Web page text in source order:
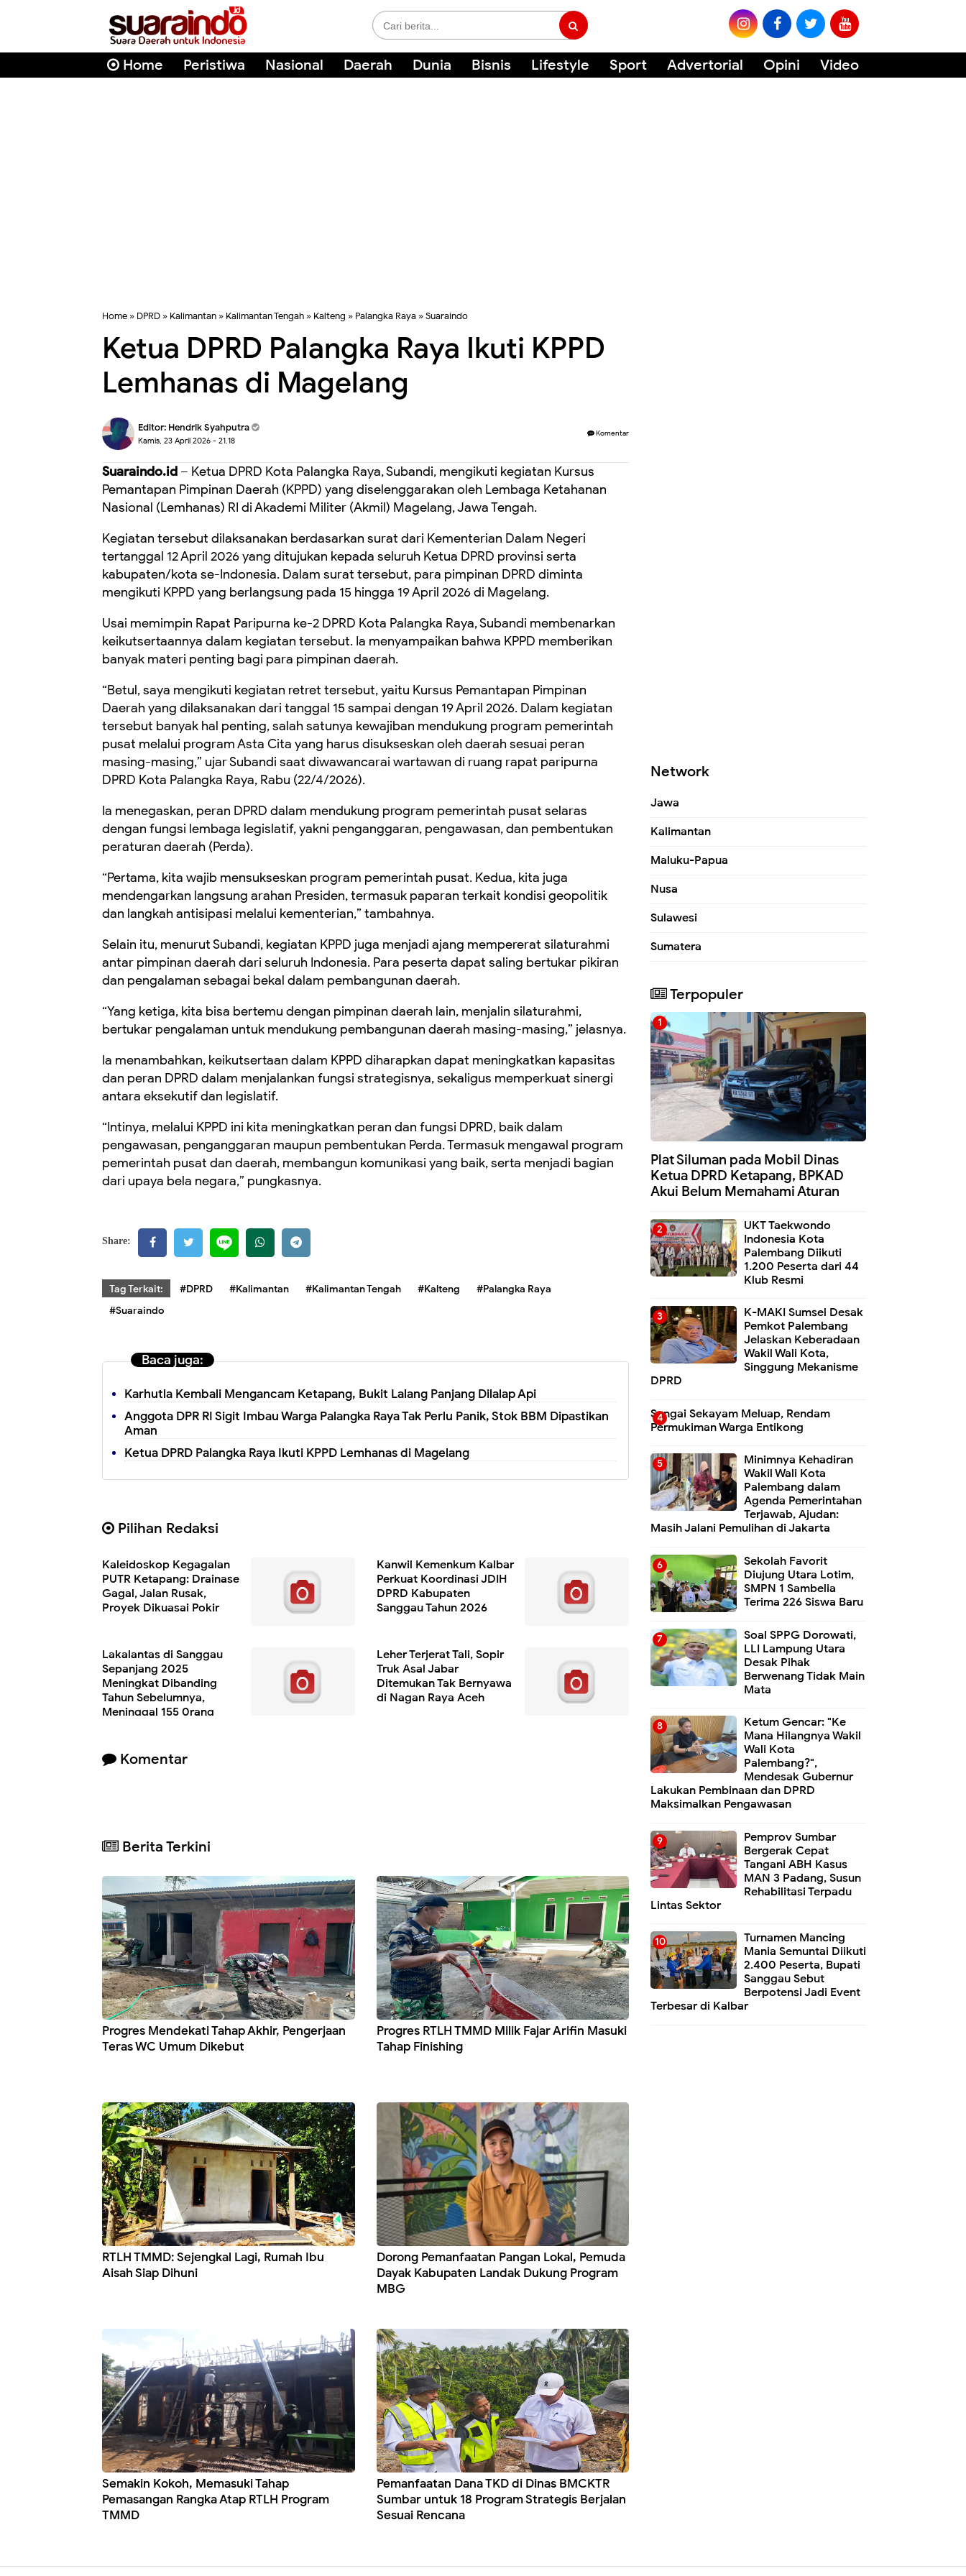
Home Peristiwa Nasional Daerah Dunia Bisnis Lifestyle Sport Advertorial Opini Video
Home » DPRD » Kalimantan » Kalimantan Tengah » Kalteng » Palangka Raya »Suaraindo
Ketua DPRD Palangka Raya Ikuti KPPD
Lemhanas di Magelang
Editor: Hendrik Syahputra
Kamis, 23 April 2026 - 21.18
Komentar
Suaraindo.id – Ketua DPRD Kota Palangka Raya, Subandi, mengikuti kegiatan Kursus
Pemantapan Pimpinan Daerah (KPPD) yang diselenggarakan oleh Lembaga Ketahanan
Nasional (Lemhanas) RI di Akademi Militer (Akmil) Magelang, Jawa Tengah.
Kegiatan tersebut dilaksanakan berdasarkan surat dari Kementerian Dalam Negeri
tertanggal 12 April 2026 yang ditujukan kepada seluruh Ketua DPRD provinsi serta
kabupaten/kota se-Indonesia. Dalam surat tersebut, para pimpinan DPRD diminta
mengikuti KPPD yang berlangsung pada 15 hingga 19 April 2026 di Magelang.
Usai memimpin Rapat Paripurna ke-2 DPRD Kota Palangka Raya, Subandi membenarkan
keikutsertaannya dalam kegiatan tersebut. Ia menyampaikan bahwa KPPD memberikan
banyak materi penting bagi para pimpinan daerah.
“Betul, saya mengikuti kegiatan retret tersebut, yaitu Kursus Pemantapan Pimpinan
Daerah yang dilaksanakan dari tanggal 15 sampai dengan 19 April 2026. Dalam kegiatan
tersebut banyak hal penting, salah satunya kewajiban mendukung program pemerintah
pusat melalui program Asta Cita yang harus disukseskan oleh daerah sesuai peran
masing-masing,” ujar Subandi saat diwawancarai wartawan di ruang rapat paripurna
DPRD Kota Palangka Raya, Rabu (22/4/2026).
Ia menegaskan, peran DPRD dalam mendukung program pemerintah pusat selaras
dengan fungsi lembaga legislatif, yakni penganggaran, pengawasan, dan pembentukan
peraturan daerah (Perda).
“Pertama, kita wajib mensukseskan program pemerintah pusat. Kedua, kita juga
mendengarkan langsung arahan Presiden, termasuk paparan terkait kondisi geopolitik
dan langkah antisipasi melalui kementerian,” tambahnya.
Selain itu, menurut Subandi, kegiatan KPPD juga menjadi ajang mempererat silaturahmi
antar pimpinan daerah dari seluruh Indonesia. Para peserta dapat saling bertukar pikiran
dan pengalaman sebagai bekal dalam pembangunan daerah.
“Yang ketiga, kita bisa bertemu dengan pimpinan daerah lain, menjalin silaturahmi,
bertukar pengalaman untuk mendukung pembangunan daerah masing-masing,” jelasnya.
Ia menambahkan, keikutsertaan dalam KPPD diharapkan dapat meningkatkan kapasitas
dan peran DPRD dalam menjalankan fungsi strategisnya, sekaligus memperkuat sinergi
antara eksekutif dan legislatif.
“Intinya, melalui KPPD ini kita meningkatkan peran dan fungsi DPRD, baik dalam
pengawasan, penganggaran maupun pembentukan Perda. Termasuk mengawal program
pemerintah pusat dan daerah, membangun komunikasi yang baik, serta menjadi bagian
dari upaya bela negara,” pungkasnya.
Share:
Tag Terkait: #DPRD #Kalimantan #Kalimantan Tengah #Kalteng
#Palangka Raya
#Suaraindo
Baca juga:
Karhutla Kembali Mengancam Ketapang, Bukit Lalang Panjang Dilalap Api
Anggota DPR RI Sigit Imbau Warga Palangka Raya Tak Perlu Panik, Stok BBM Dipastikan
Aman
Ketua DPRD Palangka Raya Ikuti KPPD Lemhanas di Magelang
Pilihan Redaksi
Kaleidoskop Kegagalan
PUTR Ketapang: Drainase
Gagal, Jalan Rusak,
Proyek Dikuasai Pokir
Kanwil Kemenkum Kalbar
Perkuat Koordinasi JDIH
DPRD Kabupaten
Sanggau Tahun 2026
Lakalantas di Sanggau
Sepanjang 2025
Meningkat Dibanding
Tahun Sebelumnya,
Meninggal 155 0rang
Leher Terjerat Tali, Sopir
Truk Asal Jabar
Ditemukan Tak Bernyawa
di Nagan Raya Aceh
Komentar
Berita Terkini
Progres Mendekati Tahap Akhir, Pengerjaan
Teras WC Umum Dikebut
Progres RTLH TMMD Milik Fajar Arifin Masuki
Tahap Finishing
RTLH TMMD: Sejengkal Lagi, Rumah Ibu
Aisah Siap Dihuni
Dorong Pemanfaatan Pangan Lokal, Pemuda
Dayak Kabupaten Landak Dukung Program
MBG
Semakin Kokoh, Memasuki Tahap
Pemasangan Rangka Atap RTLH Program
TMMD
Pemanfaatan Dana TKD di Dinas BMCKTR
Sumbar untuk 18 Program Strategis Berjalan
Sesuai Rencana
Network
Jawa
Kalimantan
Maluku-Papua
Nusa
Sulawesi
Sumatera
Terpopuler
Plat Siluman pada Mobil Dinas
Ketua DPRD Ketapang, BPKAD
Akui Belum Memahami Aturan
UKT Taekwondo
Indonesia Kota
Palembang Diikuti
1.200 Peserta dari 44
Klub Resmi
K-MAKI Sumsel Desak
Pemkot Palembang
Jelaskan Keberadaan
Wakil Wali Kota,
Singgung Mekanisme
DPRD
Sungai Sekayam Meluap, Rendam
Permukiman Warga Entikong
Minimnya Kehadiran
Wakil Wali Kota
Palembang dalam
Agenda Pemerintahan
Terjawab, Ajudan:
Masih Jalani Pemulihan di Jakarta
Sekolah Favorit
Diujung Utara Lotim,
SMPN 1 Sambelia
Terima 226 Siswa Baru ‎
Soal SPPG Dorowati,
LLI Lampung Utara
Desak Pihak
Berwenang Tidak Main
Mata
Ketum Gencar: "Ke
Mana Hilangnya Wakil
Wali Kota
Palembang?",
Mendesak Gubernur
Lakukan Pembinaan dan DPRD
Maksimalkan Pengawasan
Pemprov Sumbar
Bergerak Cepat
Tangani ABH Kasus
MAN 3 Padang, Susun
Rehabilitasi Terpadu
Lintas Sektor
Turnamen Mancing
Mania Semuntai Diikuti
2.400 Peserta, Bupati
Sanggau Sebut
Berpotensi Jadi Event
Terbesar di Kalbar